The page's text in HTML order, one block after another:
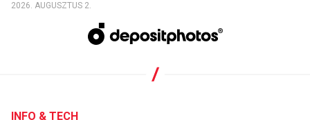
2026. AUGUSZTUS 2.
INFO & TECH